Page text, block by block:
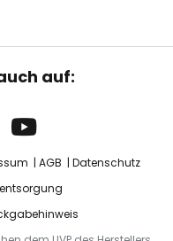
auf:
AGB
Datenschutz